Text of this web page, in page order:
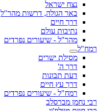
נצח ישראל
באר הגולה, דרשות מהר"ל
דרך חיים
נתיבות עולם
מהר"ל - שיעורים נפרדים
רמח"ל
מסילת ישרים
דרך ה'
דעת תבונות
דרך עץ חיים
רמח"ל - שיעורים נפרדים
רבי נחמן מברסלב